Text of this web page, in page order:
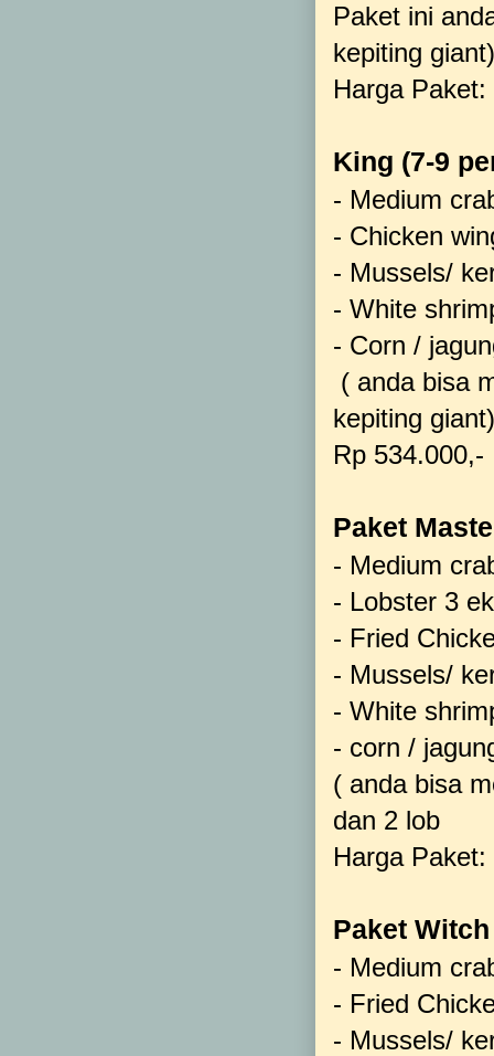
Paket ini
kepiting
Harga
King (7-9
- Medium
- Chicken
- Mussels/
- White
- Corn /
( anda bisa
kepiting
Rp 534.000,-
Paket
- Medium
- Lobster 3
- Fried
- Mussels/
- White
- corn /
( anda bisa
dan 2 lob
Harga
Paket
- Medium
- Fried
- Mussels/